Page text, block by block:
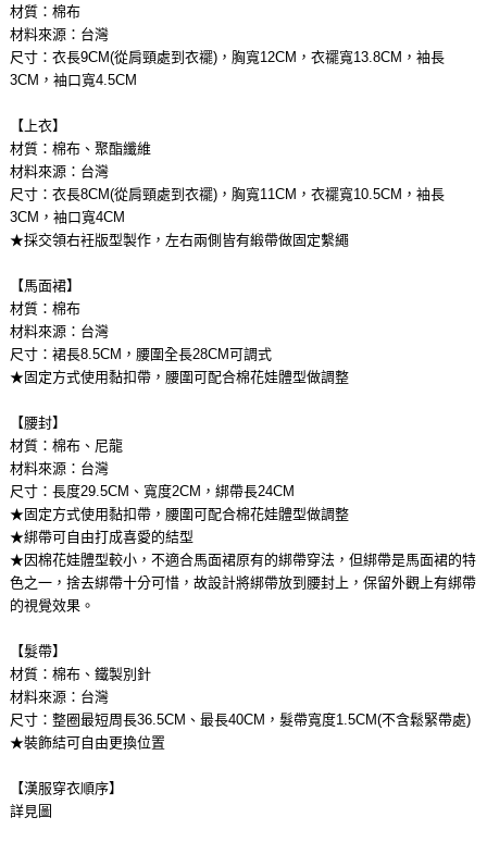
材質：棉布
材料來源：台灣
尺寸：衣長9CM(從肩頸處到衣襬)，胸寬12CM，衣襬寬13.8CM，袖長
3CM，袖口寬4.5CM
【上衣】
材質：棉布、聚酯纖維
材料來源：台灣
尺寸：衣長8CM(從肩頸處到衣襬)，胸寬11CM，衣襬寬10.5CM，袖長
3CM，袖口寬4CM
★採交領右衽版型製作，左右兩側皆有緞帶做固定繫繩
【馬面裙】
材質：棉布
材料來源：台灣
尺寸：裙長8.5CM，腰圍全長28CM可調式
★固定方式使用黏扣帶，腰圍可配合棉花娃體型做調整
【腰封】
材質：棉布、尼龍
材料來源：台灣
尺寸：長度29.5CM、寬度2CM，綁帶長24CM
★固定方式使用黏扣帶，腰圍可配合棉花娃體型做調整
★綁帶可自由打成喜愛的結型
★因棉花娃體型較小，不適合馬面裙原有的綁帶穿法，但綁帶是馬面裙的特
色之一，捨去綁帶十分可惜，故設計將綁帶放到腰封上，保留外觀上有綁帶
的視覺效果。
【髮帶】
材質：棉布、鐵製別針
材料來源：台灣
尺寸：整圈最短周長36.5CM、最長40CM，髮帶寬度1.5CM(不含鬆緊帶處)
★裝飾結可自由更換位置
【漢服穿衣順序】
詳見圖